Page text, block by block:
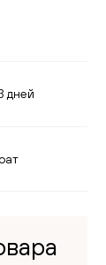
дней